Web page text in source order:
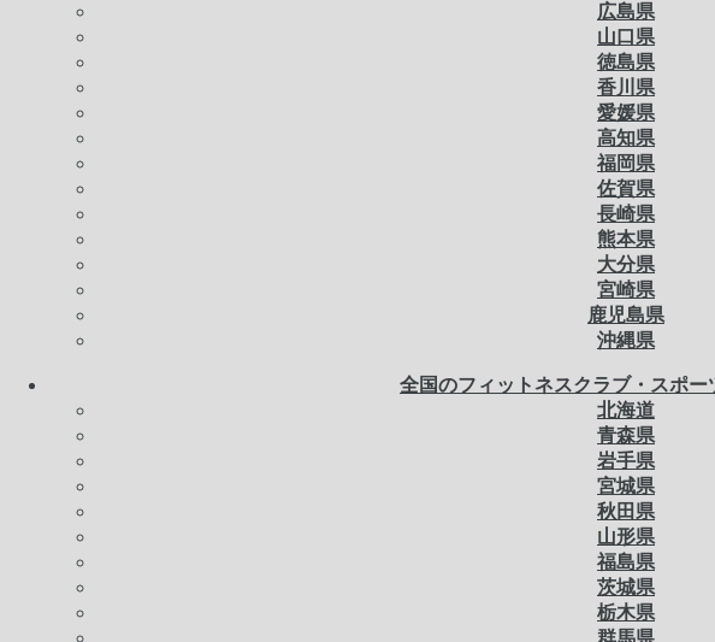
広島県
山口県
徳島県
香川県
愛媛県
高知県
福岡県
佐賀県
長崎県
熊本県
大分県
宮崎県
鹿児島県
沖縄県
全国のフィットネスクラブ・スポー
北海道
青森県
岩手県
宮城県
秋田県
山形県
福島県
茨城県
栃木県